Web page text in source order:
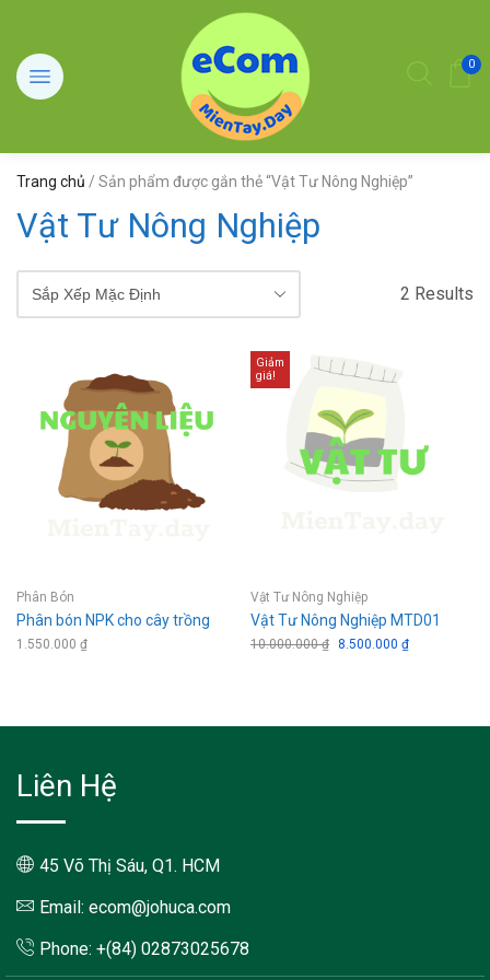
0
Trang chủ / Sản phẩm được gắn thẻ “Vật Tư Nông Nghiệp”
Vật Tư Nông Nghiệp
2 Results
Phân Bón
Phân bón NPK cho cây trồng
1.550.000 ₫
Giảm
giá!
Vật Tư Nông Nghiệp
Vật Tư Nông Nghiệp MTD01
10.000.000₫
Giá
8.500.000 ₫
Liên Hệ
45 Võ Thị Sáu, Q1. HCM
Email: ecom@johuca.com
Phone: +(84) 02873025678